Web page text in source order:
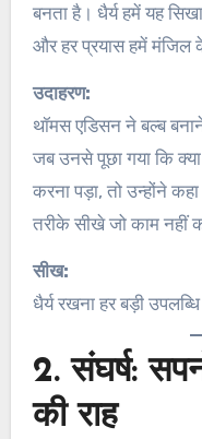
बनता है। धैर्य हमें यह
और हर प्रयास हमें मंजिल
उदाहरण:
थॉमस एडिसन ने बल्ब
जब उनसे पूछा गया कि
करना पड़ा, तो उन्होंने
तरीके सीखे जो काम नहीं
सीख:
धैर्य रखना हर बड़ी
2. संघर्ष:
की राह